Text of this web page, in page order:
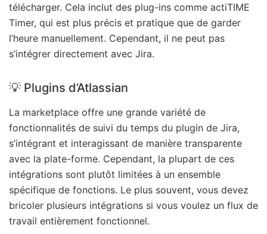
télécharger. Cela inclut des plug-ins comme actiTIME
Timer, qui est plus précis et pratique que de garder
l’heure manuellement. Cependant, il ne peut pas
s’intégrer directement avec Jira.
💡 Plugins d’Atlassian
La marketplace offre une grande variété de
fonctionnalités de suivi du temps du plugin de Jira,
s’intégrant et interagissant de manière transparente
avec la plate-forme. Cependant, la plupart de ces
intégrations sont plutôt limitées à un ensemble
spécifique de fonctions. Le plus souvent, vous devez
bricoler plusieurs intégrations si vous voulez un flux de
travail entièrement fonctionnel.